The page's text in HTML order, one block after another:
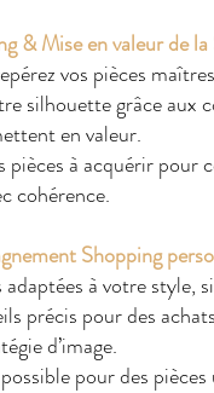
& Mise en valeur de
vos pièces
silhouette grâce aux
en valeur.
à acquérir pour
cohérence.
Shopping
à votre style,
précis pour des
d’image.
pour des pièces